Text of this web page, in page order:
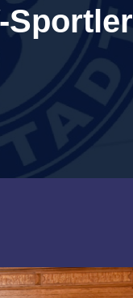
Sportler